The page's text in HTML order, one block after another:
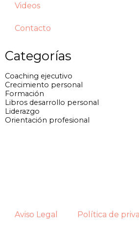
Videos
Contacto
Categorías
Coaching ejecutivo
Crecimiento personal
Formación
Libros desarrollo personal
Liderazgo
Orientación profesional
Aviso Legal Política de